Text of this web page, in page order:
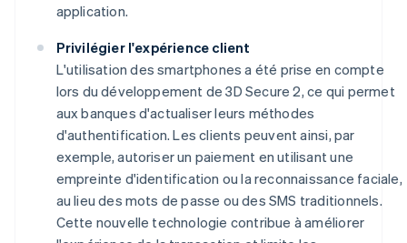
application.
Privilégier l'expérience client
L'utilisation des smartphones a été prise en compte
lors du développement de 3D Secure 2, ce qui permet
aux banques d'actualiser leurs méthodes
d'authentification. Les clients peuvent ainsi, par
exemple, autoriser un paiement en utilisant une
empreinte d'identification ou la reconnaissance faciale,
au lieu des mots de passe ou des SMS traditionnels.
Cette nouvelle technologie contribue à améliorer